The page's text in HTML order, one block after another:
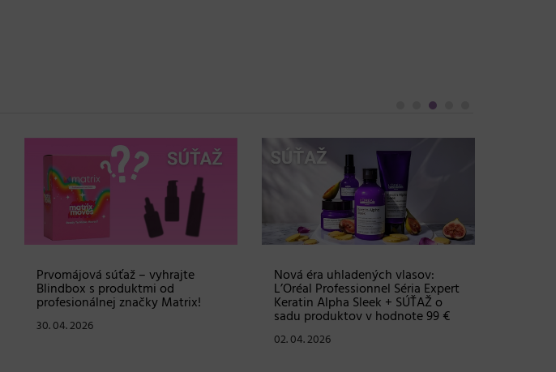
Prvomájová súťaž – vyhrajte
Blindbox s produktmi od
profesionálnej značky Matrix!
30. 04. 2026
Nová éra uhladených vlasov:
L’Oréal Professionnel Séria Expert
Keratin Alpha Sleek + SÚŤAŽ o
sadu produktov v hodnote 99 €
02. 04. 2026